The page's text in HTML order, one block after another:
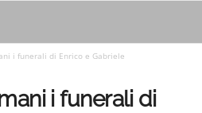
i funerali di Enrico e Gabriele
i funerali di